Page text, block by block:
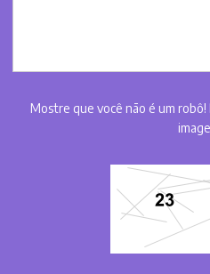
Mostre que você não é um